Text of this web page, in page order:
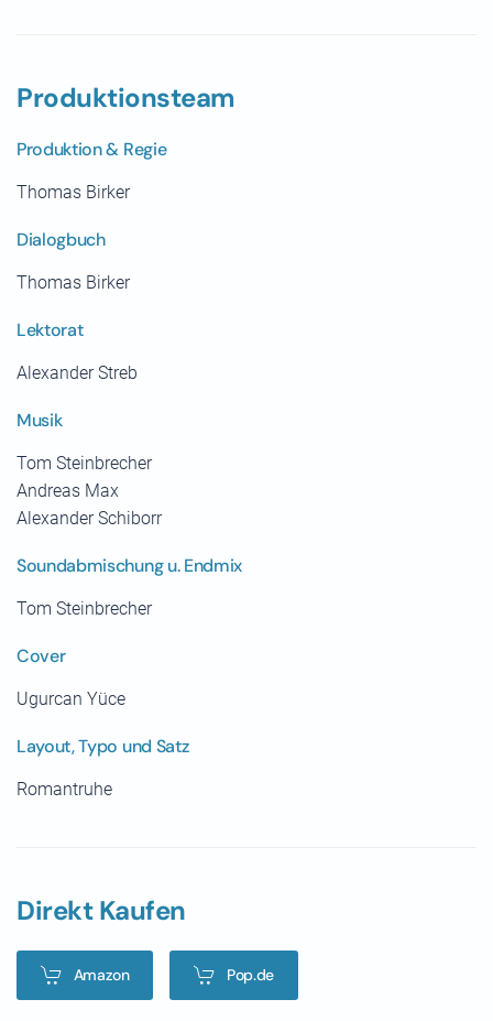
Produktionsteam
Produktion & Regie
Thomas Birker
Dialogbuch
Thomas Birker
Lektorat
Alexander Streb
Musik
Tom Steinbrecher
Andreas Max
Alexander Schiborr
Soundabmischung u. Endmix
Tom Steinbrecher
Cover
Ugurcan Yüce
Layout, Typo und Satz
Romantruhe
Direkt Kaufen
Amazon Pop.de